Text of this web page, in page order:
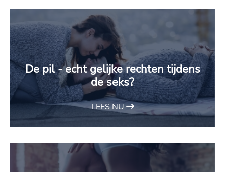
De pil - echt gelijke rechten tijdens
de seks?
LEES NU